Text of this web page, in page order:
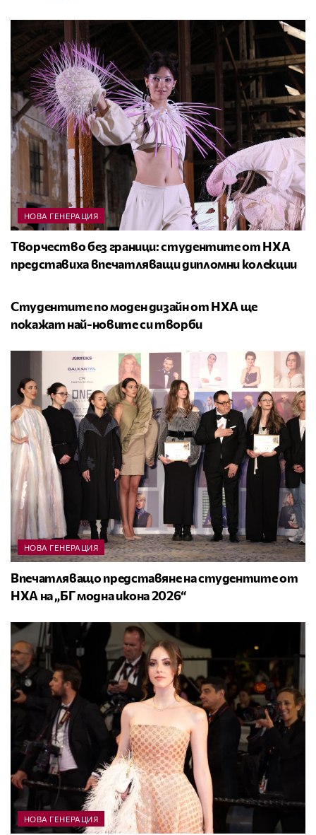
НОВА ГЕНЕРАЦИЯ
Творчество без граници: студентите от НХА
представиха впечатляващи дипломни колекции
Студентите по моден дизайн от НХА ще
покажат най-новите си творби
НОВА ГЕНЕРАЦИЯ
Впечатляващо представяне на студентите от
НХА на „БГ модна икона 2026“
НОВА ГЕНЕРАЦИЯ